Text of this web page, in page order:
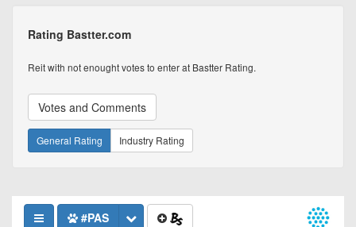
Rating Bastter.com
Reit with not enought votes to enter at Bastter Rating.
Votes and Comments
General Rating Industry Rating
#PAS